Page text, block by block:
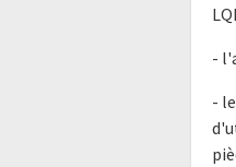
-
-